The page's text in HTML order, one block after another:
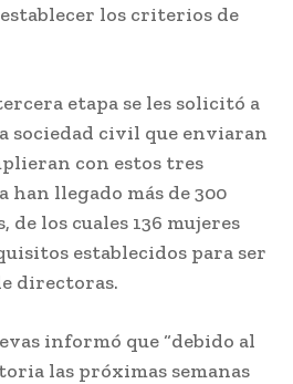
los criterios de
etapa se les solicitó a
sociedad civil que enviaran
con estos tres
llegado más de 300
de los cuales 136 mujeres
establecidos para ser
directoras.
informó que “debido al
las próximas semanas